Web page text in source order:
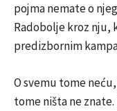
pojma nemate o
Radobolje kroz nju,
predizbornim
O svemu tome
tome ništa ne